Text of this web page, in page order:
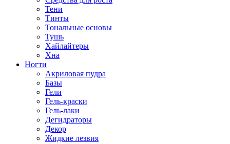
Тени
Тинты
Тональные основы
Тушь
Хайлайтеры
Хна
Ногти
Акриловая пудра
Базы
Гели
Гель-краски
Гель-лаки
Дегидраторы
Декор
Жидкие лезвия